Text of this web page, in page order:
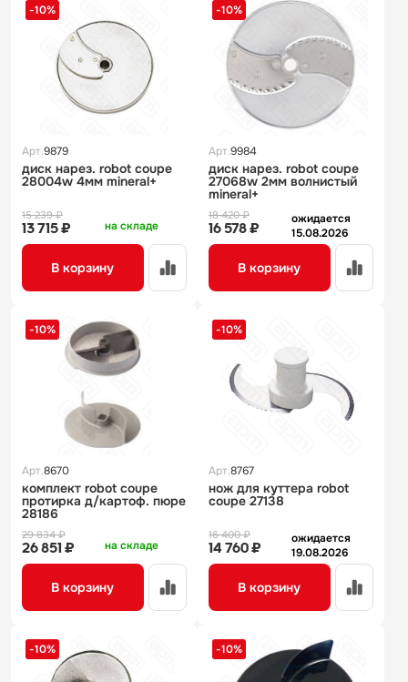
-10%
Арт.9879
диск нарез. robot coupe
28004w 4мм mineral+
на складе
13 715 ₽
15 239 ₽
В корзину
-10%
Арт.9984
диск нарез. robot coupe
27068w 2мм волнистый
mineral+
ожидается
15.08.2026
16 578 ₽
18 420 ₽
В корзину
-10%
Арт.8670
комплект robot coupe
протирка д/картоф. пюре
28186
на складе
26 851 ₽
29 834 ₽
В корзину
-10%
Арт.8767
нож для куттера robot
coupe 27138
ожидается
19.08.2026
14 760 ₽
16 400 ₽
В корзину
-10% -10%